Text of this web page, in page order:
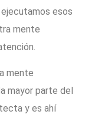
esos
mente
mente
mayor parte del
y es ahí